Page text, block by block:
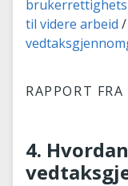
til videre arbeid
RAPPORT
4.